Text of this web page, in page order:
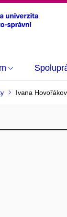
Ivana